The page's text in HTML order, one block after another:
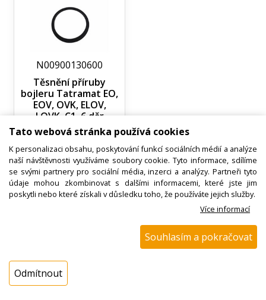
Tato webová stránka používá cookies
K personalizaci obsahu, poskytování funkcí sociálních médií a analýze
naší návštěvnosti využíváme soubory cookie. Tyto informace, sdílíme
se svými partnery pro sociální média, inzerci a analýzy. Partneři tyto
údaje mohou zkombinovat s dalšími informacemi, které jste jim
poskytli nebo které získali v důsledku toho, že používáte jejich služby.
Více informací
Souhlasím a pokračovat
Odmítnout
Tatramat EZ 80 (EZ80)
Tatramat EZ 125 (EZ125)
Tatramat EO 935 (EO935)
Tatramat EO 936 (EO936)
Tatramat EO 937 (EO937)
Tatramat EOV 80 (EOV80)
Tatramat EOV 120 (EOV120)
Tatramat EOV 150 (EOV150)
Tatramat EOV 200 (EOV200)
N00900130600
Těsnění příruby
bojleru Tatramat EO,
EOV, OVK, ELOV,
LOVK, C1, 6 děr
Ihned k odeslání
Skladem na prodejně > 25 ks
72,30 Kč s DPH
ks